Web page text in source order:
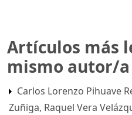
Artículos más
mismo autor/a
Carlos Lorenzo Pihuave
Zuñiga, Raquel Vera